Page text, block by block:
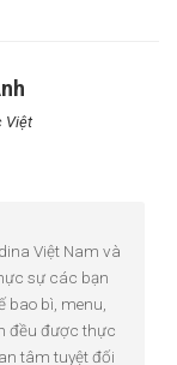
Việt
Việt Nam và
sự các bạn
bao bì, menu,
đều được thực
tâm tuyệt đối